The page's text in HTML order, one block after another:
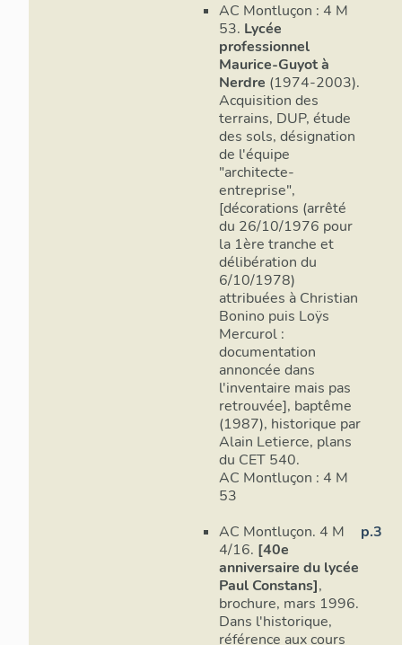
AC Montluçon : 4 M
53. Lycée
professionnel
Maurice-Guyot à
Nerdre (1974-2003).
Acquisition des
terrains, DUP, étude
des sols, désignation
de l'équipe
"architecte-
entreprise",
[décorations (arrêté
du 26/10/1976 pour
la 1ère tranche et
délibération du
6/10/1978)
attribuées à Christian
Bonino puis Loÿs
Mercurol :
documentation
annoncée dans
l'inventaire mais pas
retrouvée], baptême
(1987), historique par
Alain Letierce, plans
du CET 540.
AC Montluçon : 4 M
53
AC Montluçon. 4 M
4/16. [40e
anniversaire du lycée
Paul Constans],
brochure, mars 1996.
Dans l'historique,
référence aux cours
p.3